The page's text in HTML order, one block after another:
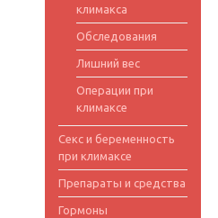
климакса
Обследования
Лишний вес
Операции при
климаксе
Секс и беременность
при климаксе
Препараты и средства
Гормоны